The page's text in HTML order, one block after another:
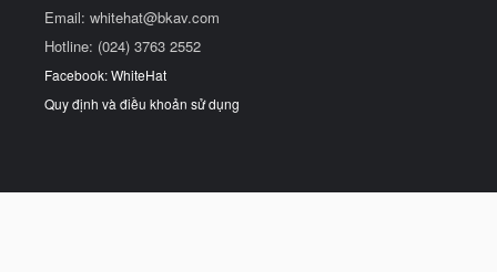
Email: whitehat@bkav.com
Hotline: (024) 3763 2552
Facebook: WhiteHat
Quy định và điều khoản sử dụng